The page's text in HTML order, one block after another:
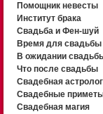
Помощник невесты
Институт брака
Свадьба и Фен-шуй
Время для свадьбы
В ожидании
Что после свадьбы
Свадебная
Свадебные
Свадебная магия